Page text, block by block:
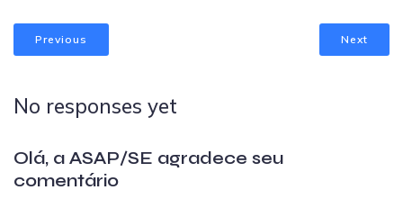
Previous Next
No responses yet
Olá, a ASAP/SE agradece seu
comentário